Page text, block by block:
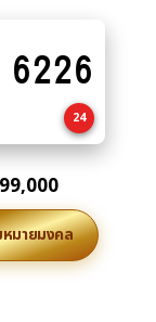
to
24
มายมงคล